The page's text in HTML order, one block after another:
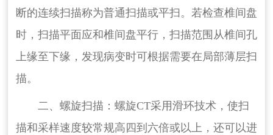
断的连续扫描称为普通扫描或平扫。若检查椎间盘
时，扫描平面应和椎间盘平行，扫描范围从椎间孔
上缘至下缘，发现病变时可根据需要在局部薄层扫
描。
二、螺旋扫描：螺旋CT采用滑环技术，使扫
描和采样速度较常规高四到六倍或以上，还可以进